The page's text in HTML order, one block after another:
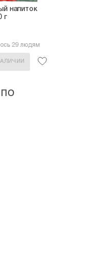
напиток
г
29 людям